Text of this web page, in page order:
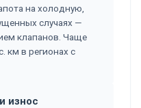
на холодную,
случаях —
клапанов. Чаще
км в регионах с
износ